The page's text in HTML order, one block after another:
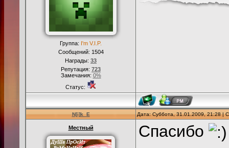
Группа: I'm V.I.P.
Сообщений: 1504
Награды: 33
Репутация: 723
Замечания: 0%
Статус:
N[i]k_E Дата: Суббота, 31.01.2009, 21:28 |
Местный Спасибо